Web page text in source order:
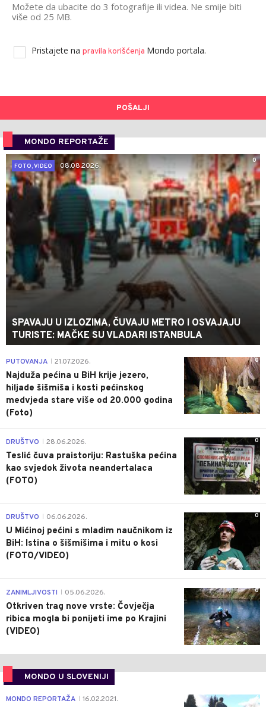
Možete da ubacite do 3 fotografije ili videa. Ne smije biti
više od 25 MB.
Pristajete na pravila korišćenja Mondo portala.
POŠALJI
MONDO REPORTAŽE
0
FOTO, VIDEO
08.08.2026.
SPAVAJU U IZLOZIMA, ČUVAJU METRO I OSVAJAJU
TURISTE: MAČKE SU VLADARI ISTANBULA
0
PUTOVANJA 21.07.2026.
Najduža pećina u BiH krije jezero,
hiljade šišmiša i kosti pećinskog
medvjeda stare više od 20.000 godina
(Foto)
0
DRUŠTVO 28.06.2026.
Teslić čuva praistoriju: Rastuška pećina
kao svjedok života neandertalaca
(FOTO)
0
DRUŠTVO 06.06.2026.
U Mićinoj pećini s mladim naučnikom iz
BiH: Istina o šišmišima i mitu o kosi
(FOTO/VIDEO)
0
ZANIMLJIVOSTI 05.06.2026.
Otkriven trag nove vrste: Čovječja
ribica mogla bi ponijeti ime po Krajini
(VIDEO)
MONDO U SLOVENIJI
4
MONDO REPORTAŽA 16.02.2021.